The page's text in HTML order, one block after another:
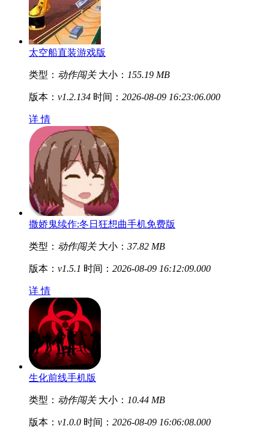
太空船直装游戏版
类型： 动作闯关 大小： 155.19 MB
版本： v1.2.134 时间： 2026-08-09 16:23:06.000
详 情
撒娇鬼续作:冬日狂想曲手机免费版
类型： 动作闯关 大小： 37.82 MB
版本： v1.5.1 时间： 2026-08-09 16:12:09.000
详 情
生化前线手机版
类型： 动作闯关 大小： 10.44 MB
版本： v1.0.0 时间： 2026-08-09 16:06:08.000